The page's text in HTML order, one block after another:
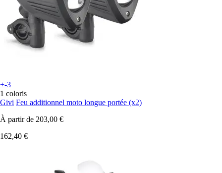
+-3
1 coloris
Givi Feu additionnel moto longue portée (x2)
À partir de 203,00 €
162,40 €